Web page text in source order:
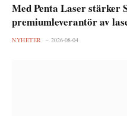
Med Penta Laser stärker
premiumleverantör av
NYHETER 2026-08-04